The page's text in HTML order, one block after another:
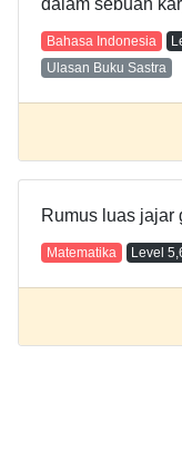
dalam sebuah
Bahasa Indonesia
Ulasan Buku Sastra
Rumus luas
Matematika Level